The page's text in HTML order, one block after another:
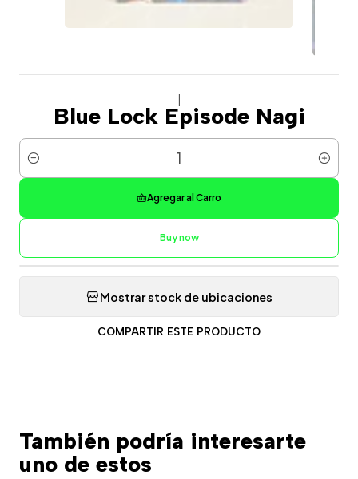
Blue Lock Episode Nagi
Cantidad
Agregar al Carro
Buy now
Mostrar stock de ubicaciones
COMPARTIR ESTE PRODUCTO
También podría interesarte
uno de estos